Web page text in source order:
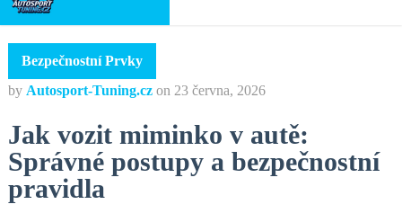
Bezpečnostní Prvky
by Autosport-Tuning.cz on 23 června, 2026
Jak vozit miminko v autě:
Správné postupy a bezpečnostní
pravidla